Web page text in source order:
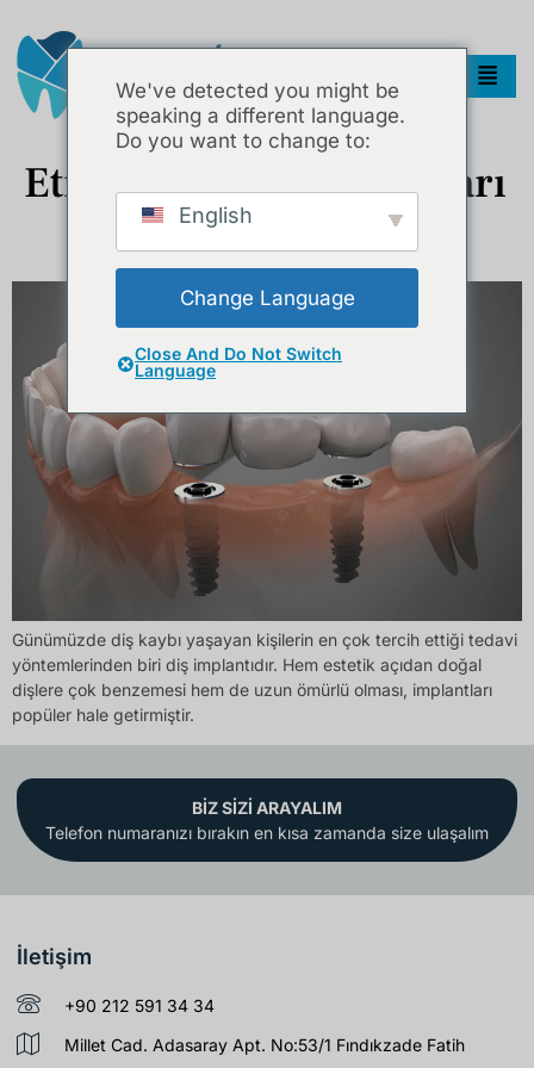
Etiket:Implant Markaları
Diş İmplantı Yaptırırken Nelere Dikkat Edilmelidir?
Günümüzde diş kaybı yaşayan kişilerin en çok tercih ettiği tedavi
yöntemlerinden biri diş implantıdır. Hem estetik açıdan doğal
dişlere çok benzemesi hem de uzun ömürlü olması, implantları
popüler hale getirmiştir.
BİZ SİZİ ARAYALIM
Telefon numaranızı bırakın en kısa zamanda size ulaşalım
İletişim
+90 212 591 34 34
Millet Cad. Adasaray Apt. No:53/1 Fındıkzade Fatih
We've detected you might be
speaking a different language.
Do you want to change to:
English
Change Language
Close And Do Not Switch
Language